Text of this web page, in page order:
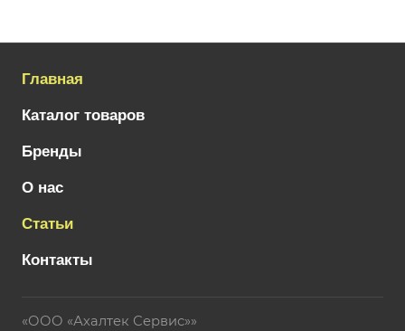
Главная
Каталог товаров
Бренды
О нас
Статьи
Контакты
«ООО «Ахалтек Сервис»»